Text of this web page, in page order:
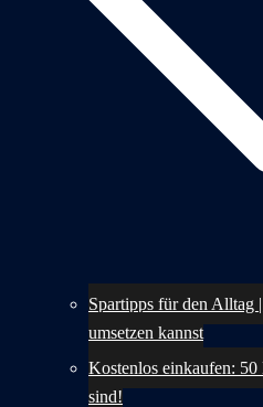
Spartipps für den Alltag
umsetzen kannst
Kostenlos einkaufen:
sind!